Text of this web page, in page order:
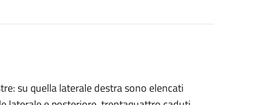
su quella laterale destra sono elencati